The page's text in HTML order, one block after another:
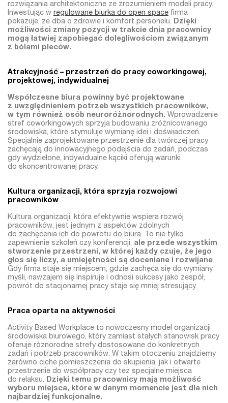
rozwiązania architektoniczne ze zrozumieniem modeli pracy.
Inwestując w regulowane biurka do open space firma
pokazuje, że dba o zdrowie i komfort personelu. Dzięki
możliwości zmiany pozycji w trakcie dnia pracownicy
mogą łatwiej zapobiegać dolegliwościom związanym
z bólami pleców.
Atrakcyjność – przestrzeń do pracy coworkingowej,
projektowej, indywidualnej
Współczesne biura powinny być projektowane
z uwzględnieniem potrzeb wszystkich pracowników,
w tym również osób neuroróżnorodnych. Wprowadzenie
stref coworkingowych sprzyja budowaniu zróżnicowanego
środowiska, które stymuluje wymianę idei i doświadczeń.
Specjalnie zaprojektowane przestrzenie dla twórczej pracy
zachęcają do innowacyjnego podejścia do zadań, podczas
gdy wydzielone, indywidualne kąciki oferują warunki
do skoncentrowanej pracy.
Kultura organizacji, która sprzyja rozwojowi
pracowników
Kultura organizacji, która efektywnie wspiera rozwój
pracowników, jest jednym z aspektów zdolnych
do zachęcenia ich do powrotu do biura. To nie tylko
zapewnienie szkoleń czy konferencji, ale przede wszystkim
stworzenie przestrzeni, w której każdy czuje, że jego
głos się liczy, a umiejętności są doceniane i rozwijane.
Gdy firma staje się miejscem, gdzie zachęca się do wymiany
myśli, nawzajem się inspiruje i odnosi sukcesy jako zespół,
powrót do stacjonarnej pracy staje się mniej stresujący.
Praca oparta na aktywności
Activity Based Workplace to nowoczesny model organizacji
środowiska biurowego, który zamiast stałych stanowisk pracy
oferuje różnorodne strefy dostosowane do konkretnych
zadań i potrzeb pracowników. W takim otoczeniu znajdziemy
zarówno ciche pomieszczenia do skupienia, jak i otwarte
przestrzenie do współpracy czy też specjalne miejsca
do relaksu. Dzięki temu pracownicy mają możliwość
wyboru miejsca, które w danym momencie jest dla nich
najbardziej funkcjonalne.